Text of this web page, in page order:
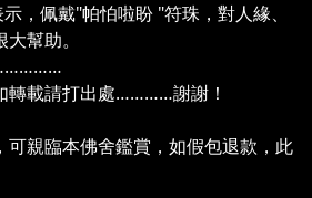
，佩戴"帕怕啦盼 "符珠，對人緣、
幫助。
轉載請打出處…………謝謝！
可親臨本佛舍鑑賞，如假包退款，此